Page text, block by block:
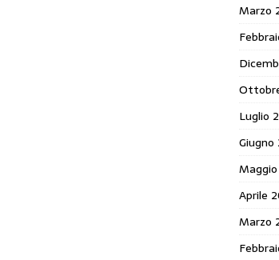
Marzo
Luglio
Giugno
Aprile
Marzo